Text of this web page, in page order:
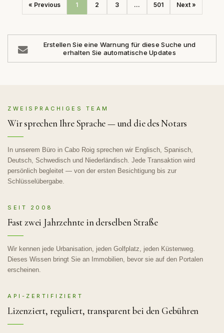
« Previous 1 2 3 ... 501 Next »
Erstellen Sie eine Warnung für diese Suche und
erhalten Sie automatische Updates
ZWEISPRACHIGES TEAM
Wir sprechen Ihre Sprache — und die des Notars
In unserem Büro in Cabo Roig sprechen wir Englisch, Spanisch,
Deutsch, Schwedisch und Niederländisch. Jede Transaktion wird
persönlich begleitet — von der ersten Besichtigung bis zur
Schlüsselübergabe.
SEIT 2008
Fast zwei Jahrzehnte in derselben Straße
Wir kennen jede Urbanisation, jeden Golfplatz, jeden Küstenweg.
Dieses Wissen bringt Sie an Immobilien, bevor sie auf den Portalen
erscheinen.
API-ZERTIFIZIERT
Lizenziert, reguliert, transparent bei den Gebühren